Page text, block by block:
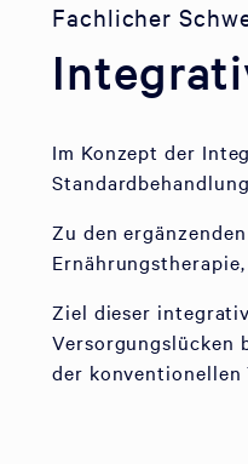
Fachlicher
Im Konzept der
Zu den
Ziel dieser
Versorgungslücken
der konventionellen